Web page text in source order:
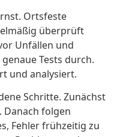
Ortsfeste
überprüft
Unfällen und
Tests durch.
und analysiert.
Schritte. Zunächst
Danach folgen
Fehler frühzeitig zu